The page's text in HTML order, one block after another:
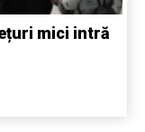
mici intră